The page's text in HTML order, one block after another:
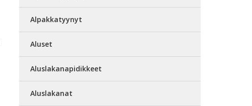
Alpakkatyynyt
Aluset
Aluslakanapidikkeet
Aluslakanat